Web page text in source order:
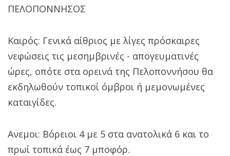
ΠΕΛΟΠΟΝΝΗΣΟΣ
Καιρός: Γενικά αίθριος με λίγες πρόσκαιρες
νεφώσεις τις μεσημβρινές - απογευματινές
ώρες, οπότε στα ορεινά της Πελοποννήσου θα
εκδηλωθούν τοπικοί όμβροι ή μεμονωμένες
καταιγίδες.
Ανεμοι: Βόρειοι 4 με 5 στα ανατολικά 6 και το
πρωί τοπικά έως 7 μποφόρ.